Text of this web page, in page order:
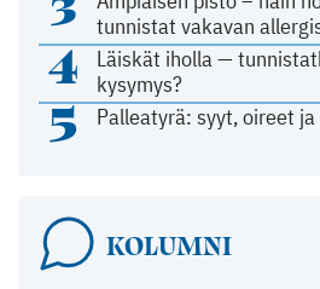
tunnistat vakavan
4
Läiskät iholla —
kysymys?
5 Palleatyrä: syyt, oireet
KOLUMNI